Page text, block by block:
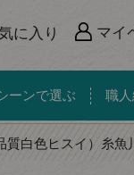
に入り マイ
ーンで選ぶ 職
質白色ヒスイ）糸